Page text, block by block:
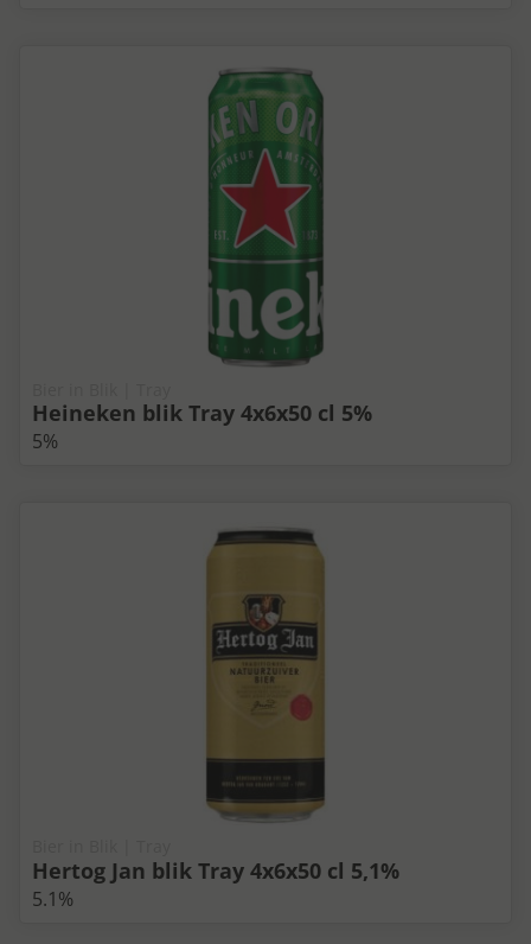
Heineken blik Tray 4x6x50 cl 5%
5%
Hertog Jan blik Tray 4x6x50 cl 5,1%
5.1%